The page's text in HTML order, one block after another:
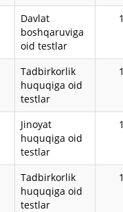
Davlat
boshqaruviga
oid testlar
Tadbirkorlik
huquqiga oid
testlar
Jinoyat
huquqiga oid
testlar
Tadbirkorlik
huquqiga oid
testlar